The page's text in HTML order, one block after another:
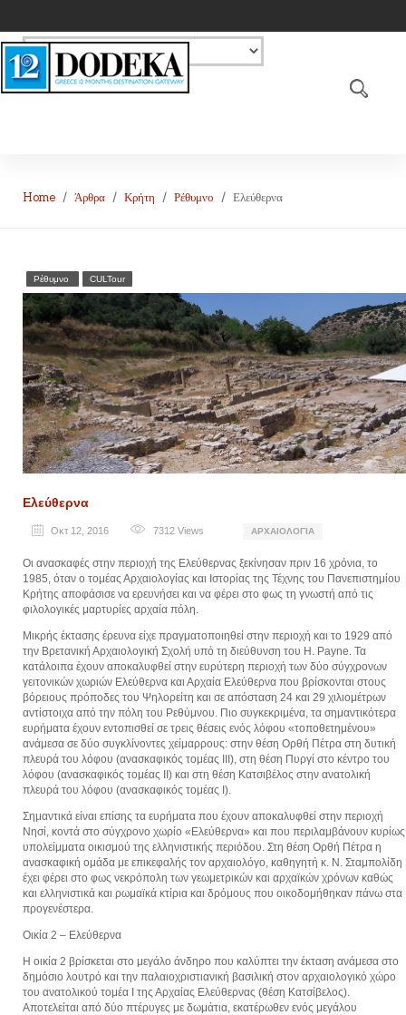
Home Άρθρα Κρήτη Ρέθυμνο Ελεύθερνα
Ρέθυμνο CULTour
Ελεύθερνα
Οκτ 12, 2016 7312 Views ΑΡΧΑΙΟΛΟΓΊΑ
Οι ανασκαφές στην περιοχή της Ελεύθερνας ξεκίνησαν πριν 16 χρόνια, το
1985, όταν ο τομέας Αρχαιολογίας και Ιστορίας της Τέχνης του Πανεπιστημίου
Κρήτης αποφάσισε να ερευνήσει και να φέρει στο φως τη γνωστή από τις
φιλολογικές μαρτυρίες αρχαία πόλη.
Μικρής έκτασης έρευνα είχε πραγματοποιηθεί στην περιοχή και το 1929 από
την Βρετανική Αρχαιολογική Σχολή υπό τη διεύθυνση του H. Payne. Τα
κατάλοιπα έχουν αποκαλυφθεί στην ευρύτερη περιοχή των δύο σύγχρονων
γειτονικών χωριών Ελεύθερνα και Αρχαία Ελεύθερνα που βρίσκονται στους
βόρειους πρόποδες του Ψηλορείτη και σε απόσταση 24 και 29 χιλιομέτρων
αντίστοιχα από την πόλη του Ρεθύμνου. Πιο συγκεκριμένα, τα σημαντικότερα
ευρήματα έχουν εντοπισθεί σε τρεις θέσεις ενός λόφου «τοποθετημένου»
ανάμεσα σε δύο συγκλίνοντες χείμαρρους: στην θέση Ορθή Πέτρα στη δυτική
πλευρά του λόφου (ανασκαφικός τομέας ΙΙΙ), στη θέση Πυργί στο κέντρο του
λόφου (ανασκαφικός τομέας ΙΙ) και στη θέση Κατσιβέλος στην ανατολική
πλευρά του λόφου (ανασκαφικός τομέας Ι).
Σημαντικά είναι επίσης τα ευρήματα που έχουν αποκαλυφθεί στην περιοχή
Νησί, κοντά στο σύγχρονο χωρίο «Ελεύθερνα» και που περιλαμβάνουν κυρίως
υπολείμματα οικισμού της ελληνιστικής περιόδου. Στη θέση Ορθή Πέτρα η
ανασκαφική ομάδα με επικεφαλής τον αρχαιολόγο, καθηγητή κ. Ν. Σταμπολίδη
έχει φέρει στο φως νεκρόπολη των γεωμετρικών και αρχαϊκών χρόνων καθώς
και ελληνιστικά και ρωμαϊκά κτίρια και δρόμους που οικοδομήθηκαν πάνω στα
προγενέστερα.
Οικία 2 – Ελεύθερνα
Η οικία 2 βρίσκεται στο μεγάλο άνδηρο που καλύπτει την έκταση ανάμεσα στο
δημόσιο λουτρό και την παλαιοχριστιανική βασιλική στον αρχαιολογικό χώρο
του ανατολικού τομέα Ι της Αρχαίας Ελεύθερνας (θέση Κατσίβελος).
Αποτελείται από δύο πτέρυγες με δωμάτια, εκατέρωθεν ενός μεγάλου